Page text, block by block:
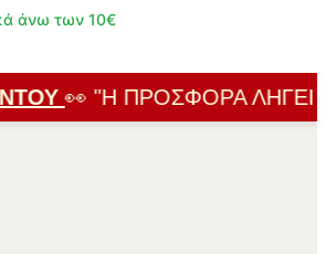
άνω των 10€
👀 "Η ΠΡΟΣΦΟΡΆ ΛΉΓΕΙ